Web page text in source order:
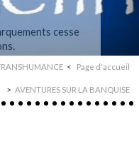
cesse
Page d'accueil
AVENTURES SUR LA BANQUISE